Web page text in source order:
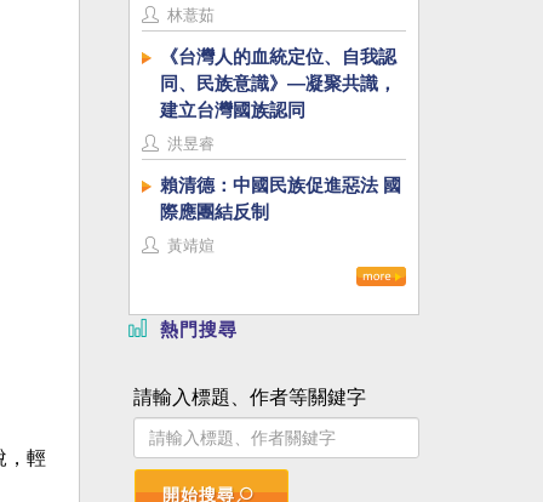
，輕
林薏茹
《台灣人的血統定位、自我認
同、民族意識》—凝聚共識，
建立台灣國族認同
洪昱睿
賴清德：中國民族促進惡法 國
際應團結反制
黃靖媗
熱門搜尋
請輸入標題、作者等關鍵字
開始搜尋